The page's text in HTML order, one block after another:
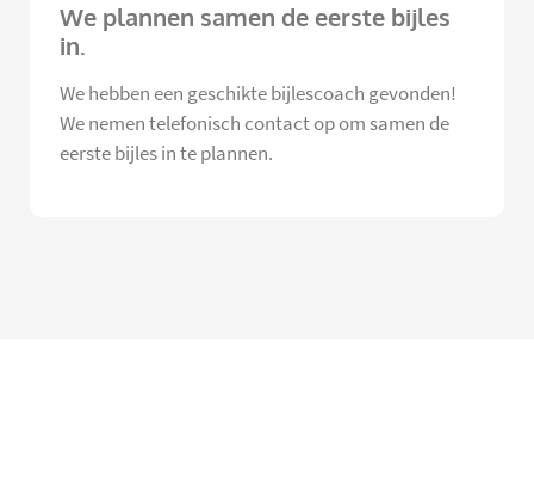
We plannen samen de eerste bijles
in.
We hebben een geschikte bijlescoach gevonden!
We nemen telefonisch contact op om samen de
eerste bijles in te plannen.